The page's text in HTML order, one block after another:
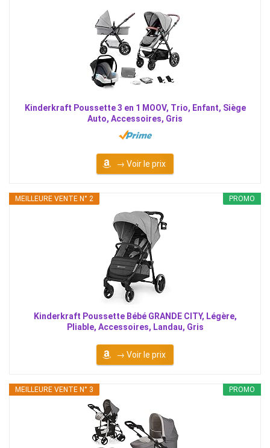
Kinderkraft Poussette 3 en 1 MOOV, Trio, Enfant, Siège
Auto, Accessoires, Gris
→ Voir le prix
PROMO
MEILLEURE VENTE N° 2
Kinderkraft Poussette Bébé GRANDE CITY, Légère,
Pliable, Accessoires, Landau, Gris
→ Voir le prix
PROMO
MEILLEURE VENTE N° 3